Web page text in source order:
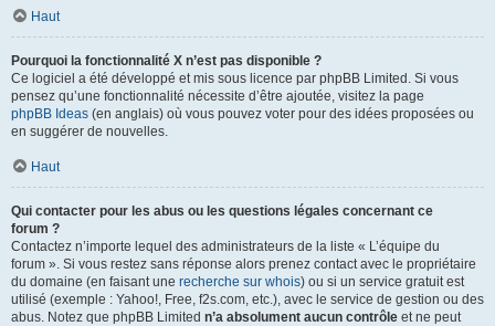
Haut
Pourquoi la fonctionnalité X n’est pas disponible ?
Ce logiciel a été développé et mis sous licence par phpBB Limited. Si vous
pensez qu’une fonctionnalité nécessite d’être ajoutée, visitez la page
phpBB Ideas (en anglais) où vous pouvez voter pour des idées proposées ou
en suggérer de nouvelles.
Haut
Qui contacter pour les abus ou les questions légales concernant ce
forum ?
Contactez n’importe lequel des administrateurs de la liste « L’équipe du
forum ». Si vous restez sans réponse alors prenez contact avec le propriétaire
du domaine (en faisant une recherche sur whois) ou si un service gratuit est
utilisé (exemple : Yahoo!, Free, f2s.com, etc.), avec le service de gestion ou des
abus. Notez que phpBB Limited n’a absolument aucun contrôle et ne peut